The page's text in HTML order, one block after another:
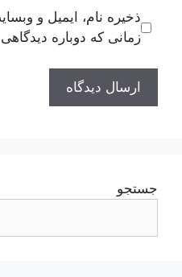
ذخیره نام، ایمیل و
زمانی که دوباره
جستجو